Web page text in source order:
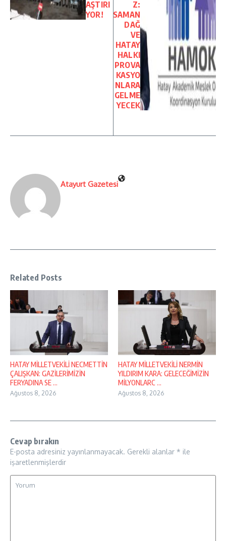
AŞTIRI
YOR!
Z:
SAMAN
DAĞ
VE
HATAY
HALKI
PROVA
KASYO
NLARA
GELME
YECEK
Atayurt Gazetesi
Related Posts
HATAY MİLLETVEKİLİ NECMETTİN
ÇALIŞKAN: GAZİLERİMİZİN
FERYADINA SE ...
Ağustos 8, 2026
HATAY MİLLETVEKİLİ NERMİN
YILDIRIM KARA: GELECEĞİMİZİN
MİLYONLARC ...
Ağustos 8, 2026
Cevap bırakın
E-posta adresiniz yayınlanmayacak. Gerekli alanlar * ile
işaretlenmişlerdir